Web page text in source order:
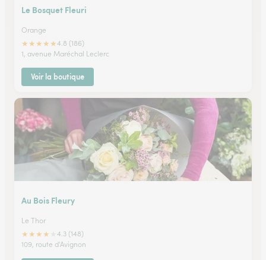
Le Bosquet Fleuri
Orange
★★★★★4.8 (186)
1, avenue Maréchal Leclerc
Voir la boutique
Au Bois Fleury
Le Thor
★★★★
4.3 (148)
109, route d'Avignon